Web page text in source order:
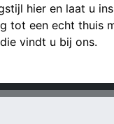
hier en laat u
tot een echt thuis
vindt u bij ons.